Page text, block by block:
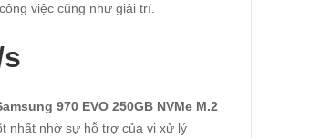
việc cũng như giải trí.
970 EVO 250GB NVMe M.2
nhất nhờ sự hỗ trợ của vi xử lý